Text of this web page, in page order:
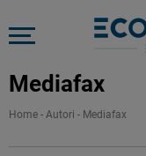
Mediafax
Home - Autori - Mediafax